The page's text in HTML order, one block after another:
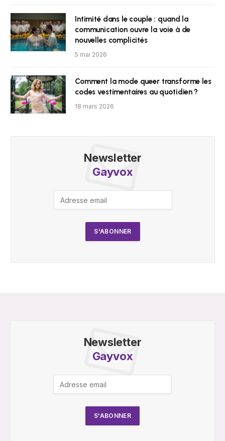
Intimité dans le couple : quand la
communication ouvre la voie à de
nouvelles complicités
5 mai 2026
Comment la mode queer transforme les
codes vestimentaires au quotidien ?
18 mars 2026
Newsletter
Gayvox
Newsletter
Gayvox